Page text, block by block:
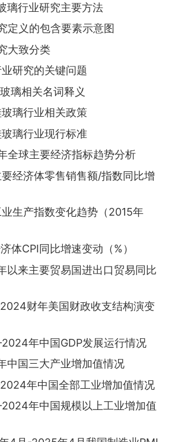
璃行业研究主要方法
定义的包含要素示意图
大致分类
研究的关键问题
璃相关名词释义
璃行业相关政策
璃行业现行标准
全球主要经济指标趋势分析
经济体零售销售额/指数同比增
生产指数变化趋势（2015年
体CPI同比增速变动（%）
以来主要贸易国进出口贸易同比
财年美国财政收支结构演变
年中国GDP发展运行情况
中国三大产业增加值情况
年中国全部工业增加值情况
年中国规模以上工业增加值